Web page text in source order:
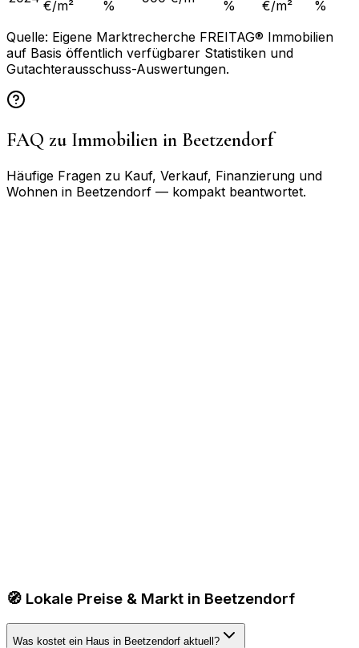
€/m²
%
%
€/m²
%
Quelle: Eigene Marktrecherche FREITAG® Immobilien
auf Basis öffentlich verfügbarer Statistiken und
Gutachterausschuss-Auswertungen.
FAQ zu Immobilien in Beetzendorf
Häufige Fragen zu Kauf, Verkauf, Finanzierung und
Wohnen in Beetzendorf — kompakt beantwortet.
🧭 Lokale Preise & Markt in Beetzendorf
Was kostet ein Haus in Beetzendorf aktuell?